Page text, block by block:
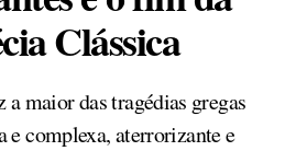
Clássica
maior das tragédias gregas
e complexa, aterrorizante e